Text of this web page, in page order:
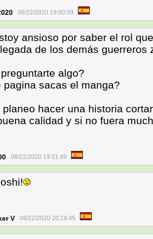
08/22/2020 19:00:59
ansioso por saber el rol
de los demás guerreros
algo?
pagina sacas el manga?
planeo hacer una historia
calidad y si no fuera
08/22/2020 19:31:49
V 08/22/2020 20:19:45